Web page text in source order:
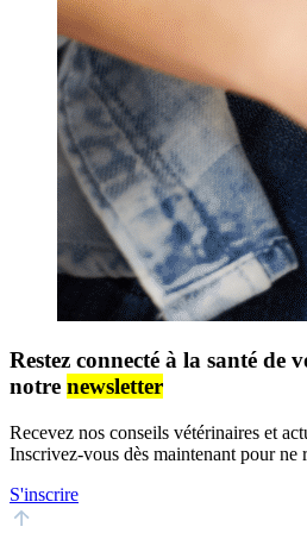
Restez connecté à la santé de
notre newsletter
Recevez nos conseils vétérinaires et
Inscrivez-vous dès maintenant pour ne
S'inscrire